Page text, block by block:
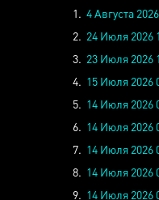
1. 4 Августа
2. 24 Июля 2026
3. 23 Июля 2026
4. 15 Июля 2026
5. 14 Июля 2026
6. 14 Июля 2026
7. 14 Июля 2026
8. 14 Июля 2026
9. 14 Июля 2026